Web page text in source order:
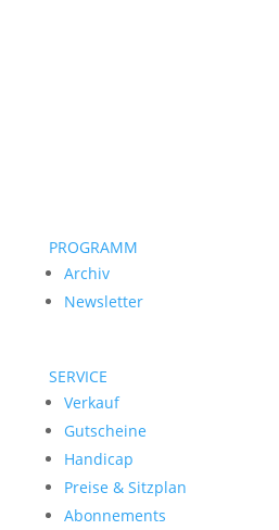
PROGRAMM
Archiv
Newsletter
SERVICE
Verkauf
Gutscheine
Handicap
Preise & Sitzplan
Abonnements